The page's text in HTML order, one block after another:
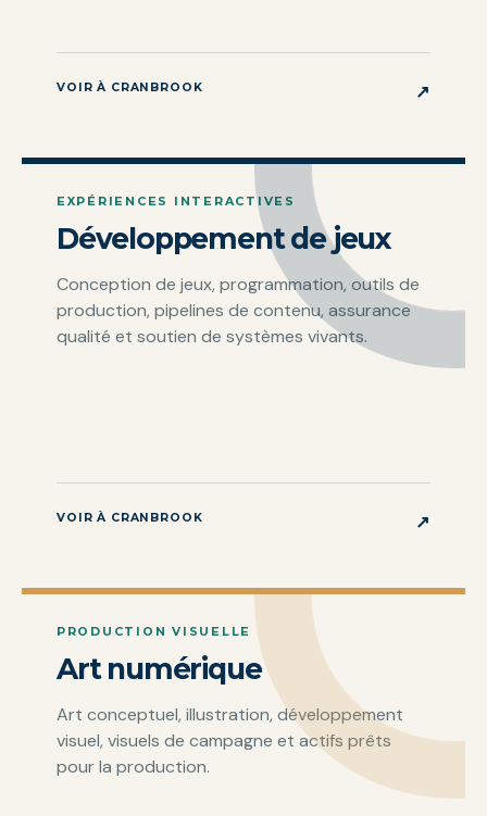
VOIR À CRANBROOK ↗
EXPÉRIENCES INTERACTIVES
Développement de jeux
Conception de jeux, programmation, outils de
production, pipelines de contenu, assurance
qualité et soutien de systèmes vivants.
VOIR À CRANBROOK ↗
PRODUCTION VISUELLE
Art numérique
Art conceptuel, illustration, développement
visuel, visuels de campagne et actifs prêts
pour la production.